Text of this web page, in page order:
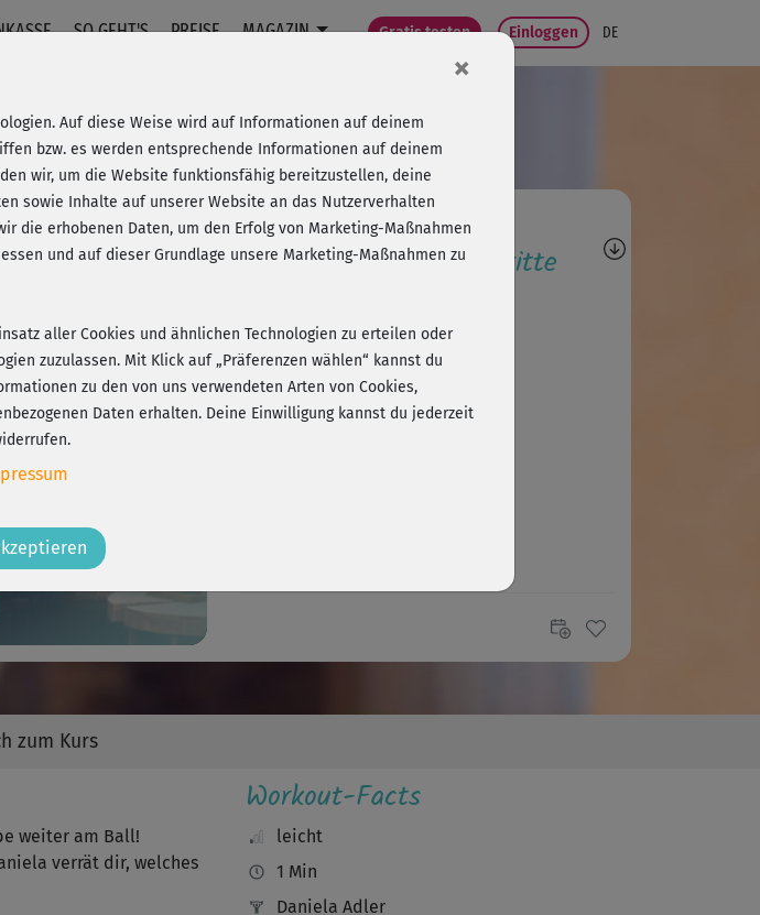
SO GEHT'S PREISE MAGAZIN Gratis testen Einloggen DE
Rabatt + Wunsch-Goodie Fragen, Antworten,
Bewertungen, Fortschritte
Danke für das tolle Programm😍.
zum Kurs
weiter am Ball!
verrät dir, welches
Workout-Facts
leicht
1 Min
Daniela Adler
×
Auf diese Weise wird auf Informationen auf deinem
bzw. es werden entsprechende Informationen auf deinem
wir, um die Website funktionsfähig bereitzustellen, deine
sowie Inhalte auf unserer Website an das Nutzerverhalten
die erhobenen Daten, um den Erfolg von Marketing-Maßnahmen
und auf dieser Grundlage unsere Marketing-Maßnahmen zu
aller Cookies und ähnlichen Technologien zu erteilen oder
zuzulassen. Mit Klick auf „Präferenzen wählen“ kannst du
zu den von uns verwendeten Arten von Cookies,
Daten erhalten. Deine Einwilligung kannst du jederzeit